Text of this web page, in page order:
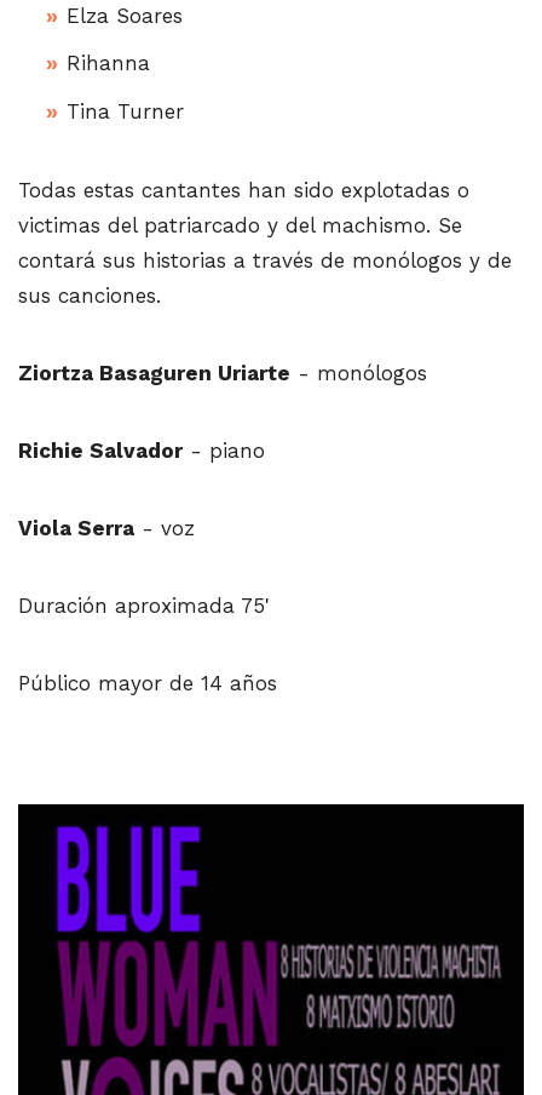
Elza Soares
Rihanna
Tina Turner
Todas estas cantantes han sido explotadas o
victimas del patriarcado y del machismo. Se
contará sus historias a través de monólogos y de
sus canciones.
Ziortza Basaguren Uriarte - monólogos
Richie Salvador- piano
Viola Serra - voz
Duración aproximada 75'
Público mayor de 14 años